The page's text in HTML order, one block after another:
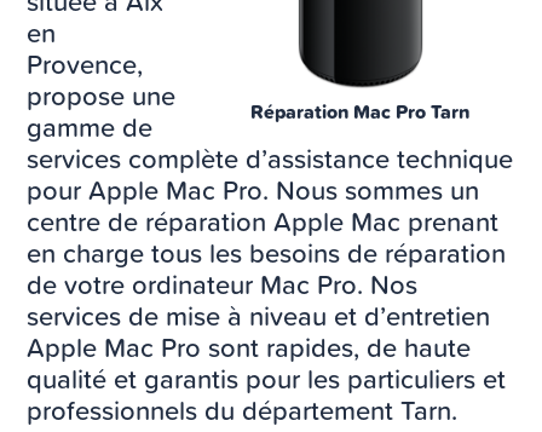
Réparation Mac Pro Tarn
en
Provence,
propose une
gamme de
services complète d’assistance technique
pour Apple Mac Pro. Nous sommes un
centre de réparation Apple Mac prenant
en charge tous les besoins de réparation
de votre ordinateur Mac Pro. Nos
services de mise à niveau et d’entretien
Apple Mac Pro sont rapides, de haute
qualité et garantis pour les particuliers et
professionnels du département Tarn.